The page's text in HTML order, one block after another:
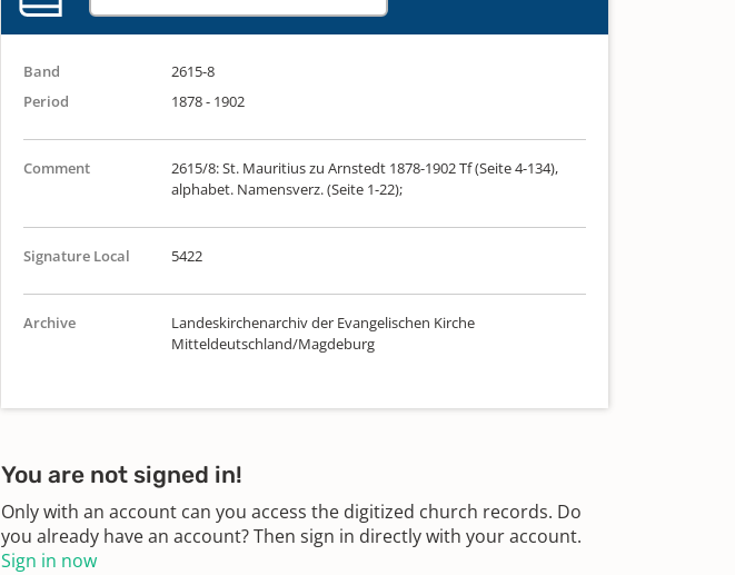
Band
2615-8
Period
1878 - 1902
Comment
2615/8: St. Mauritius zu Arnstedt 1878-1902 Tf (Seite 4-134),
alphabet. Namensverz. (Seite 1-22);
Signature Local 5422
Archive
Landeskirchenarchiv der Evangelischen Kirche
Mitteldeutschland/Magdeburg
You are not signed in!
Only with an account can you access the digitized church records. Do
you already have an account? Then sign in directly with your account.
Sign in now